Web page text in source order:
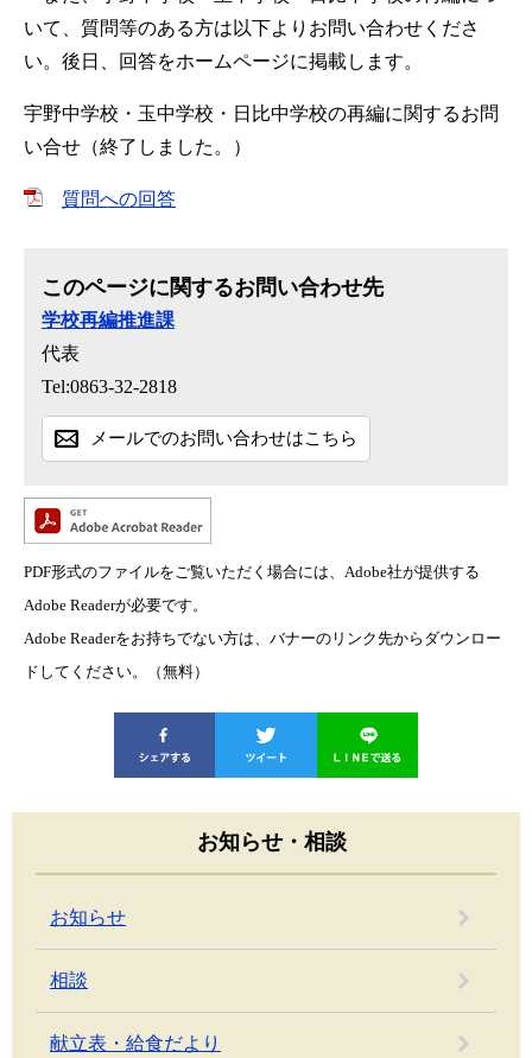
いて、質問等のある方は以下よりお問い合わせくださ
い。後日、回答をホームページに掲載します。
宇野中学校・玉中学校・日比中学校の再編に関するお問
い合せ（終了しました。）
質問への回答
このページに関するお問い合わせ先
学校再編推進課
代表
Tel:0863-32-2818
メールでのお問い合わせはこちら
PDF形式のファイルをご覧いただく場合には、Adobe社が提供する
Adobe Readerが必要です。
Adobe Readerをお持ちでない方は、バナーのリンク先からダウンロー
ドしてください。（無料）
お知らせ・相談
お知らせ
相談
献立表・給食だより